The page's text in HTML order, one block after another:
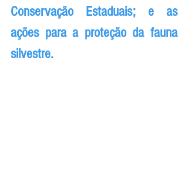
Conservação Estaduais; e as
ações para a proteção da fauna
silvestre.